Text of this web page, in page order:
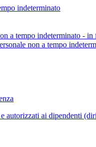
indeterminato
a tempo indeterminato - in
non a tempo
autorizzati ai dipendenti